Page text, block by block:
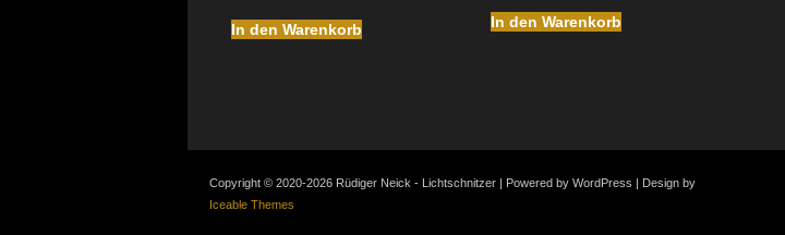
In den Warenkorb In den Warenkorb
Copyright © 2020-2026 Rüdiger Neick - Lichtschnitzer | Powered by WordPress | Design by
Iceable Themes